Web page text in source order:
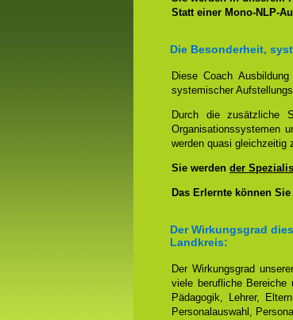
Statt einer Mono-NLP-
Die Besonderheit,
Diese Coach
systemischer
Durch die zusätzliche
Organisationssystemen
werden quasi gleichzeitig
Sie werden der
Das Erlernte können Sie
Der Wirkungsgrad
Landkreis:
Der Wirkungsgrad
viele berufliche Bereiche
Pädagogik, Lehrer,
Personalauswahl,